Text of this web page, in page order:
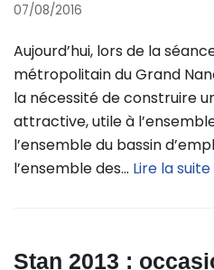
07/08/2016
Aujourd’hui, lors de la
métropolitain du Grand
la nécessité de construire
attractive, utile à
l’ensemble du bassin
l’ensemble des… Lire la suite
Stan 2013 :